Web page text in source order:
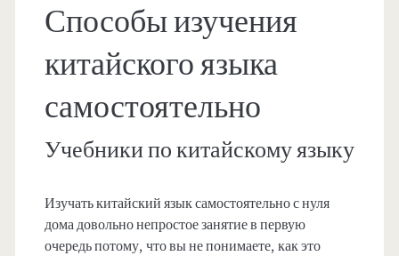
Способы изучения
китайского языка
самостоятельно
Учебники по китайскому языку
Изучать китайский язык самостоятельно с нуля
дома довольно непростое занятие в первую
очередь потому, что вы не понимаете, как это